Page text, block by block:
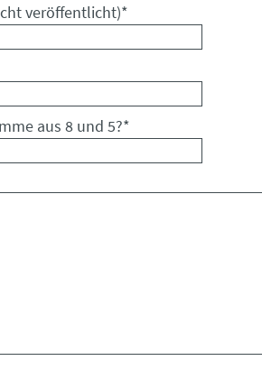
veröffentlicht)*
aus 8 und 5?*